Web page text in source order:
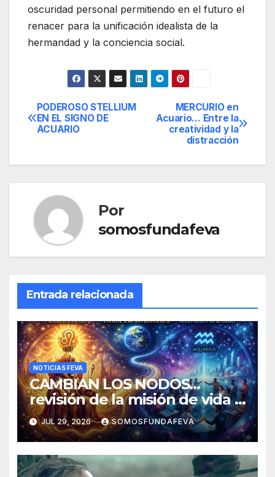
oscuridad personal permitiendo en el futuro el
renacer para la unificación idealista de la
hermandad y la conciencia social.
Navegación
de
entradas
MERCURIO en
Acuario… Entre la
creatividad y la
distracción
PODEROSO STELLIUM
EN EL SIGNO DE
ACUARIO
Por
somosfundafeva
Entrada relacionada
NOTICIAS FEVA
CAMBIAN LOS NODOS…
revisión de la misión de vida y
experiencias
JUL 29, 2026 SOMOSFUNDAFEVA